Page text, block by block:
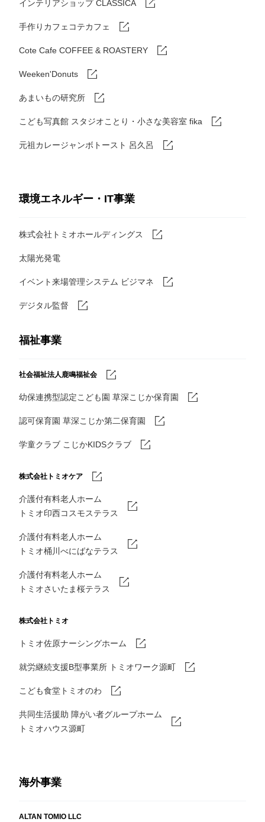
インテリアショップ CLASSICA
手作りカフェコテカフェ
Cote Cafe COFFEE & ROASTERY
Weeken'Donuts
あまいもの研究所
こども写真館 スタジオことり・小さな美容室 fika
元祖カレージャンボトースト 呂久呂
環境エネルギー・IT事業
株式会社トミオホールディングス
太陽光発電
イベント来場管理システム ビジマネ
デジタル監督
福祉事業
社会福祉法人鹿鳴福祉会
幼保連携型認定こども園 草深こじか保育園
認可保育園 草深こじか第二保育園
学童クラブ こじかKIDSクラブ
株式会社トミオケア
介護付有料老人ホーム
トミオ印西コスモステラス
介護付有料老人ホーム
トミオ桶川べにばなテラス
介護付有料老人ホーム
トミオさいたま桜テラス
株式会社トミオ
トミオ佐原ナーシングホーム
就労継続支援B型事業所 トミオワーク源町
こども食堂トミオのわ
共同生活援助 障がい者グループホーム
トミオハウス源町
海外事業
ALTAN TOMIO LLC